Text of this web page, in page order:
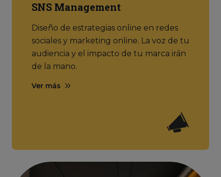
SNS Management
Diseño de estrategias online en redes
sociales y marketing online. La voz de tu
audiencia y el impacto de tu marca irán
de la mano.
Ver más